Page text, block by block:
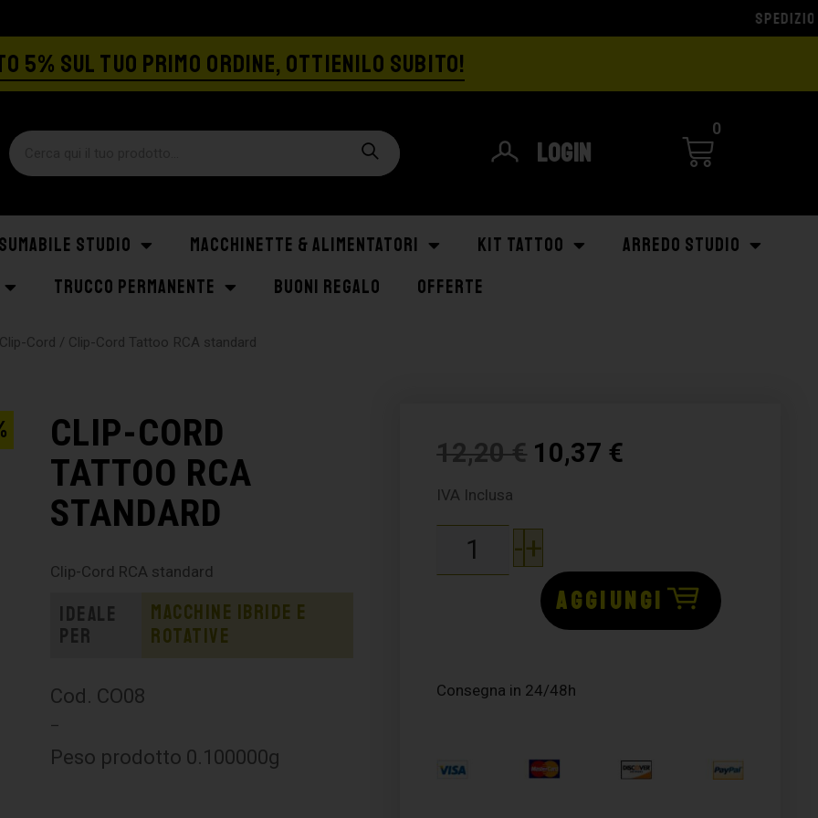
5% SUL TUO PRIMO ORDINE, OTTIENILO SUBITO!
Login
0
STUDIO MACCHINETTE & ALIMENTATORI KIT TATTOO
ARREDO STUDIO
TRUCCO PERMANENTE
BUONI REGALO OFFERTE
Clip-Cord / Clip-Cord Tattoo RCA standard
CLIP-CORD
TATTOO RCA
STANDARD
Clip-Cord RCA standard
Ideale
per
Macchine ibride e
rotative
Cod. CO08
–
Peso prodotto 0.100000g
12,20€ 10,37 €
IVA Inclusa
-+
AGGIUNGI
Consegna in 24/48h